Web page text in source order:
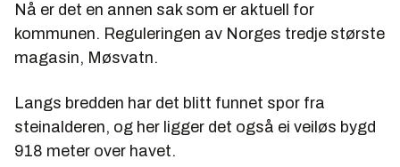
Nå er det en annen sak som er aktuell for
kommunen. Reguleringen av Norges tredje største
magasin, Møsvatn.
Langs bredden har det blitt funnet spor fra
steinalderen, og her ligger det også ei veiløs bygd
918 meter over havet.